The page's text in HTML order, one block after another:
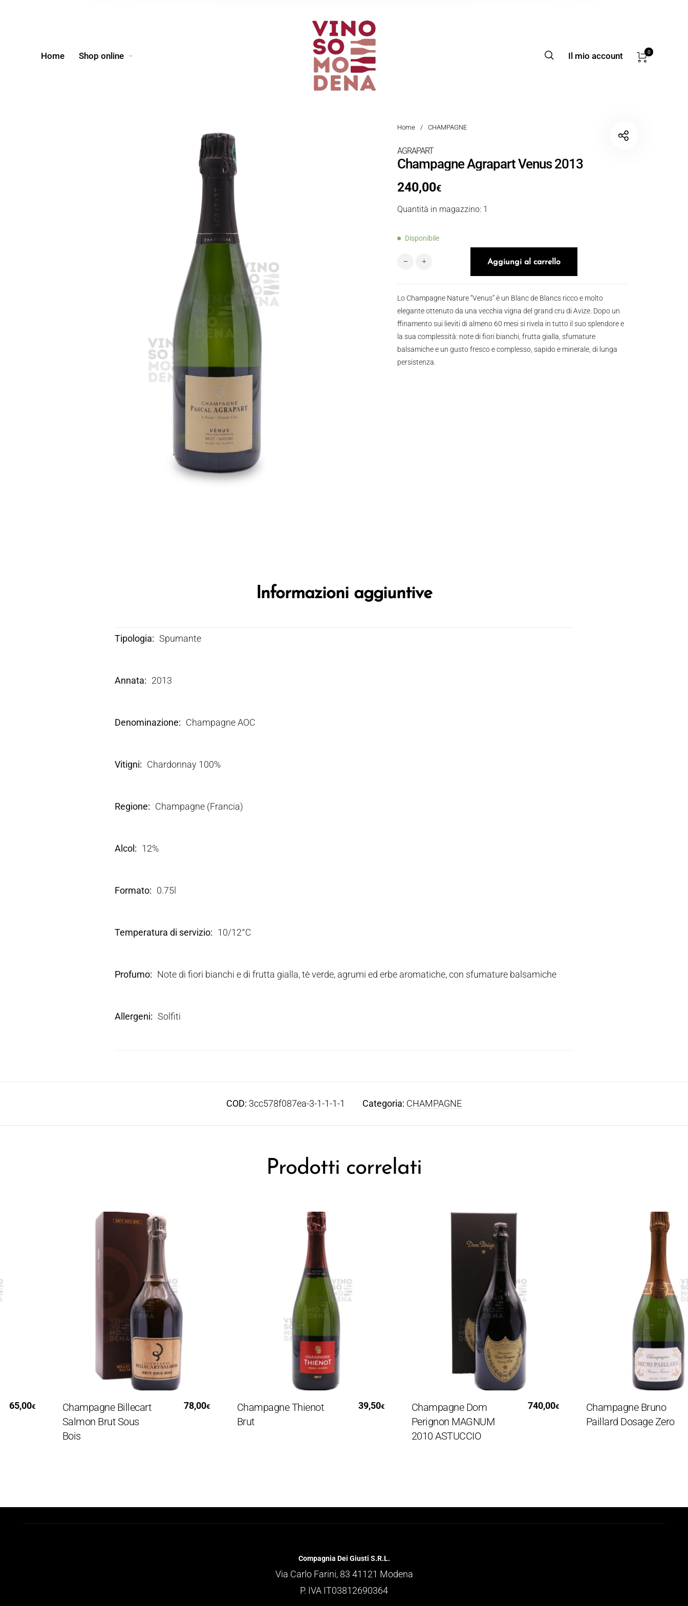
Home Shop online Il mio account 0
Home / CHAMPAGNE
AGRAPART
Champagne Agrapart Venus 2013
240,00€
Quantità in magazzino: 1
Disponibile
Champagne Agrapart Venus 2013 quantità
Aggiungi al carrello
Lo Champagne Nature “Venus” è un Blanc de Blancs ricco e molto
elegante ottenuto da una vecchia vigna del grand cru di Avize. Dopo un
ffinamento sui lieviti di almeno 60 mesi si rivela in tutto il suo splendore e
la sua complessità: note di fiori bianchi, frutta gialla, sfumature
balsamiche e un gusto fresco e complesso, sapido e minerale, di lunga
persistenza.
Informazioni aggiuntive
Tipologia Spumante
Annata 2013
Denominazione Champagne AOC
Vitigni Chardonnay 100%
Regione Champagne (Francia)
Alcol 12%
Formato 0.75l
Temperatura di servizio 10/12°C
Profumo Note di fiori bianchi e di frutta gialla, tè verde, agrumi ed erbe aromatiche, con sfumature balsamiche
Allergeni Solfiti
COD: 3cc578f087ea-3-1-1-1-1 Categoria: CHAMPAGNE
Prodotti correlati
€
Champagne Billecart
Salmon Brut Sous
Bois
78,00€
Champagne Thienot
Brut
39,50€
Champagne Dom
Perignon MAGNUM
2010 ASTUCCIO
740,00€
Champagne Bruno
Paillard Dosage Zero
Compagnia Dei Giusti S.R.L.
Via Carlo Farini, 83 41121 Modena
P. IVA IT03812690364